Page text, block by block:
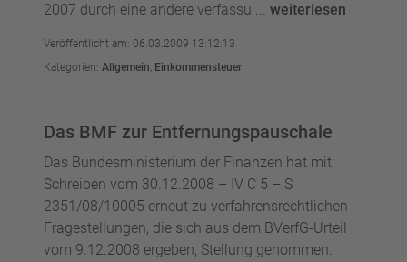
2007 durch eine andere verfassu ... weiterlesen
Veröffentlicht am: 06.03.2009 13:12:13
Kategorien: Allgemein, Einkommensteuer
Das BMF zur Entfernungspauschale
Das Bundesministerium der Finanzen hat mit
Schreiben vom 30.12.2008 – IV C 5 – S
2351/08/10005 erneut zu verfahrensrechtlichen
Fragestellungen, die sich aus dem BVerfG-Urteil
vom 9.12.2008 ergeben, Stellung genommen.